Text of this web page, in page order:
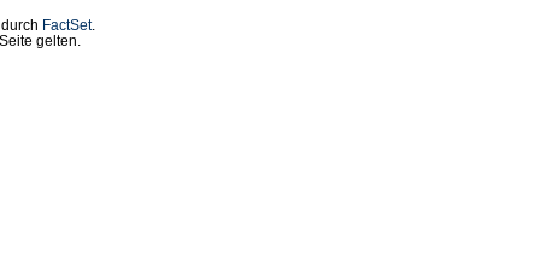
FactSet.
gelten.